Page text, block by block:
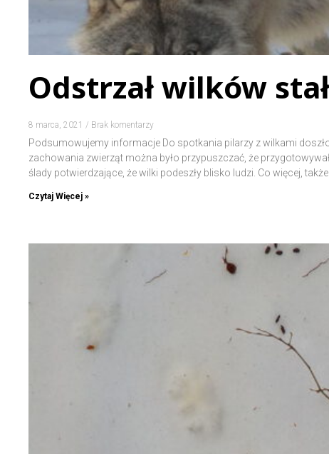
Odstrzał wilków
8 marca, 2021 Brak komentarzy
Podsumowujemy informacje Do spotkania pilarzy z wilkami
zachowania zwierząt można było przypuszczać, że
ślady potwierdzające, że wilki podeszły blisko ludzi. Co więcej,
Czytaj Więcej »